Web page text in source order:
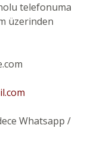
telefonuma
üzerinden
Whatsapp /